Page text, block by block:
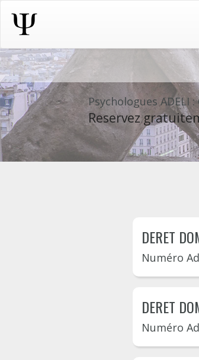
Psychologues ADELI
Reservez
DERET
Numéro
DERET
Numéro